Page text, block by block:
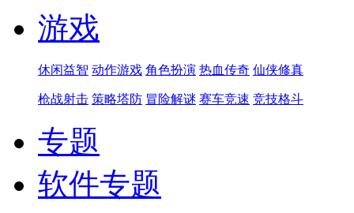
游戏
休闲益智 动作游戏 角色扮演 热血传奇 仙侠修真
枪战射击 策略塔防 冒险解谜 赛车竞速 竞技格斗
专题
软件专题